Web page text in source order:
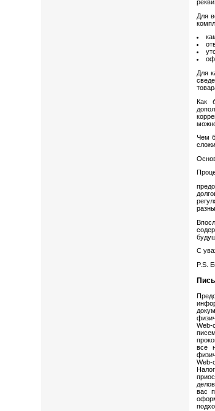
Для
Для
Как
Чем
С
P.S.
Web-
все
Web-
вас